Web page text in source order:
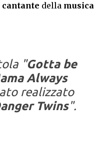
cantante della musica
"Gotta be
Always
realizzato
Twins".